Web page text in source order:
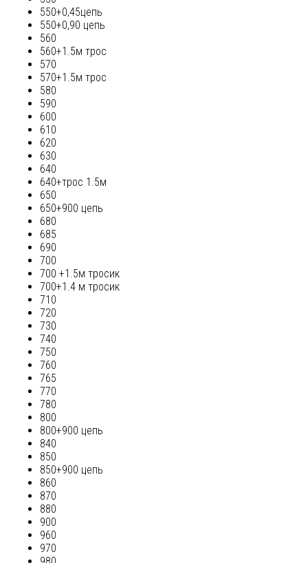
550+0,45цепь
550+0,90 цепь
560
560+1.5м трос
570
570+1.5м трос
580
590
600
610
620
630
640
640+трос 1.5м
650
650+900 цепь
680
685
690
700
700 +1.5м тросик
700+1.4 м тросик
710
720
730
740
750
760
765
770
780
800
800+900 цепь
840
850
850+900 цепь
860
870
880
900
960
970